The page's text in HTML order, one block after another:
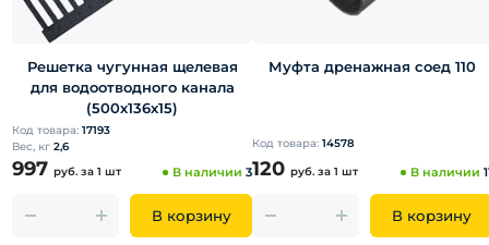
Решетка чугунная щелевая
для водоотводного канала
(500х136х15)
Код товара: 17193
Вес, кг 2,6
997 руб. за 1 шт В наличии 3
В корзину
Муфта дренажная соед 110
Код товара: 14578
120 руб. за 1 шт В наличии
В корзину